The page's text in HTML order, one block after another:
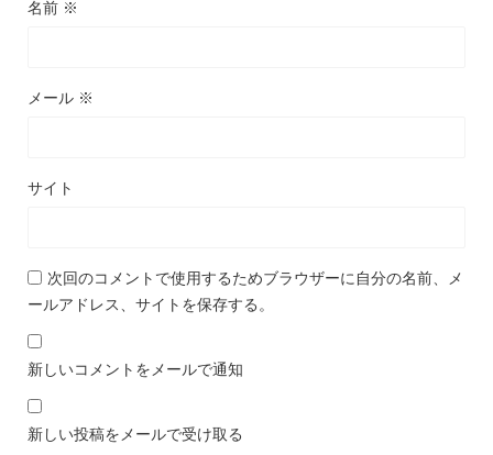
名前 ※
メール ※
サイト
次回のコメントで使用するためブラウザーに自分の名前、メ
ールアドレス、サイトを保存する。
新しいコメントをメールで通知
新しい投稿をメールで受け取る